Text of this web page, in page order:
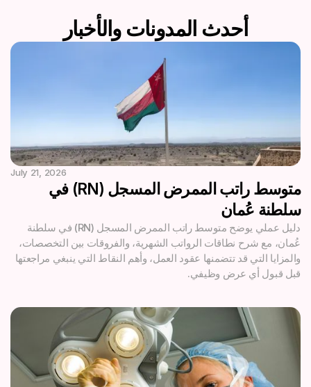
أحدث المدونات والأخبار
July 21, 2026
متوسط راتب الممرض المسجل (RN) في
سلطنة عُمان
دليل عملي يوضح متوسط راتب الممرض المسجل (RN) في سلطنة
عُمان، مع شرح نطاقات الرواتب الشهرية، والفروقات بين التخصصات،
والمزايا التي قد تتضمنها عقود العمل، وأهم النقاط التي ينبغي مراجعتها
قبل قبول أي عرض وظيفي.